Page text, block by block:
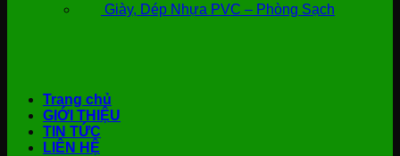
Giày, Dép Nhựa PVC – Phòng Sạch
Trang chủ
GIỚI THIỆU
TIN TỨC
LIÊN HỆ